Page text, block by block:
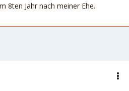
8ten Jahr nach meiner Ehe.